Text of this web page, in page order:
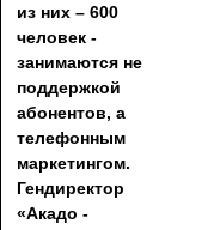
из них – 600
человек -
занимаются не
поддержкой
абонентов, а
телефонным
маркетингом.
Гендиректор
«Акадо -